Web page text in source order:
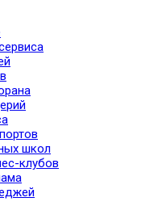
школ
клубов